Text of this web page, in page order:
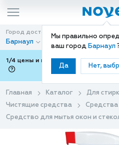
Мы правильно
ваш город Барнаул
Да Нет,
Город доставки
Барнаул
1/4 цены и покупки ваши с Подели
Главная Каталог
Для
Чистящие средства
Средства
Средство для мытья окон и